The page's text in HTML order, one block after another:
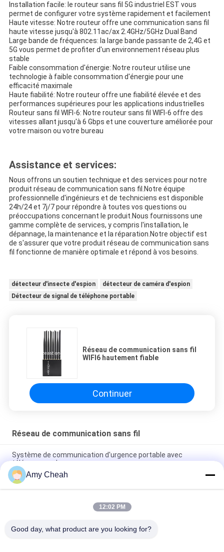
Installation facile: le routeur sans fil 5G industriel EST vous
permet de configurer votre système rapidement et facilement
Haute vitesse: Notre routeur offre une communication sans fil
haute vitesse jusqu'à 802.11ac/ax 2.4GHz/5GHz Dual Band
Large bande de fréquences: la large bande passante de 2,4G et
5G vous permet de profiter d'un environnement réseau plus
stable
Faible consommation d'énergie: Notre routeur utilise une
technologie à faible consommation d'énergie pour une
efficacité maximale
Haute fiabilité: Notre routeur offre une fiabilité élevée et des
performances supérieures pour les applications industrielles
Routeur sans fil WIFI-6: Notre routeur sans fil WIFI-6 offre des
vitesses allant jusqu'à 6 Gbps et une couverture améliorée pour
votre maison ou votre bureau
Assistance et services:
Nous offrons un soutien technique et des services pour notre
produit réseau de communication sans fil.Notre équipe
professionnelle d'ingénieurs et de techniciens est disponible
24h/24 et 7j/7 pour répondre à toutes vos questions ou
préoccupations concernant le produit.Nous fournissons une
gamme complète de services, y compris l'installation, le
dépannage, la maintenance et la réparation.Notre objectif est
de s'assurer que votre produit réseau de communication sans
fil fonctionne de manière optimale et répond à vos besoins.
détecteur d'insecte d'espion
détecteur de caméra d'espion
Détecteur de signal de téléphone portable
Réseau de communication sans fil
WIFI6 hautement fiable
Continuer
Réseau de communication sans fil
Système de communication d'urgence portable avec
télécommande
Détecteur de signaux d'interface aérienne à large bande de
fréquences avec un taux de transfert de données élevé
Routeur WIFI 6 intelligent pour bureau intérieur avec une
Amy Cheah
12:02 PM
Good day, what product are you looking for?